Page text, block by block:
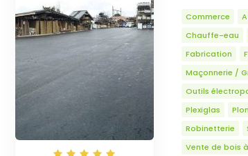
Commerce
Chauffe-eau
Fabrication
Maçonnerie /
Outils
Plexiglas
Robinetterie
Vente de bois